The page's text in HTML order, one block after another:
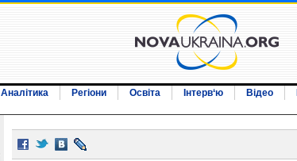
Аналітика Регіони Освіта Інтерв‘ю Відео